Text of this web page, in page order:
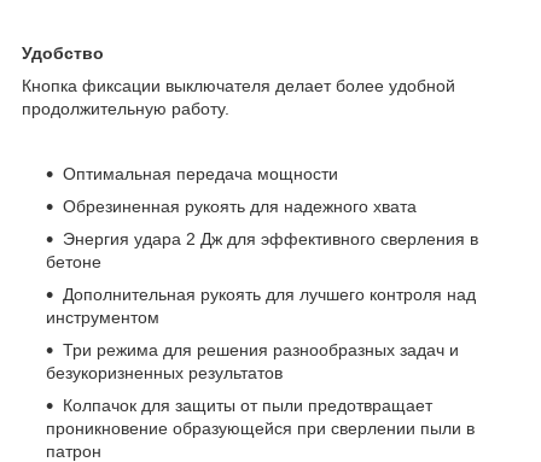
Удобство
Кнопка фиксации выключателя делает более удобной
продолжительную работу.
Оптимальная передача мощности
Обрезиненная рукоять для надежного хвата
Энергия удара 2 Дж для эффективного сверления в
бетоне
Дополнительная рукоять для лучшего контроля над
инструментом
Три режима для решения разнообразных задач и
безукоризненных результатов
Колпачок для защиты от пыли предотвращает
проникновение образующейся при сверлении пыли в
патрон